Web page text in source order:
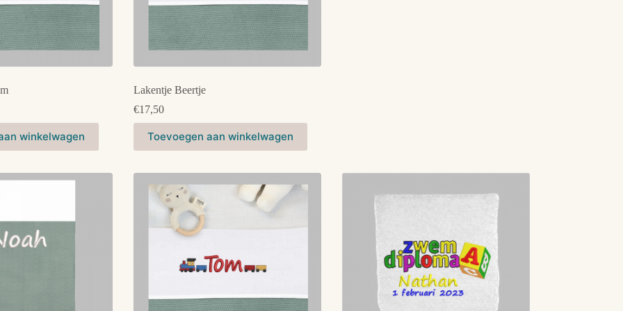
winkelwagen
Lakentje Beertje
€17,50
Toevoegen aan winkelwagen
product
heeft
variaties.
Deze
gekozen